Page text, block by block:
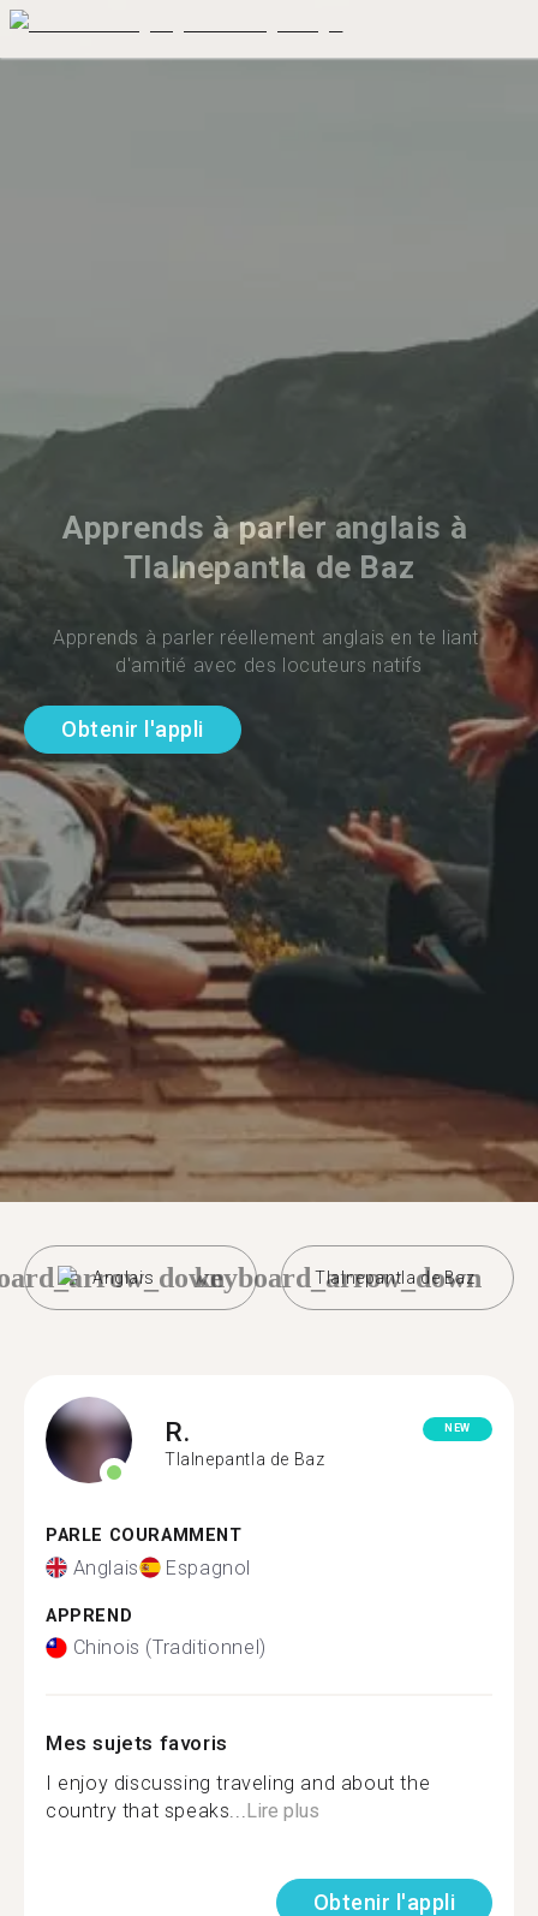
Apprends à parler anglais à
Tlalnepantla de Baz
Apprends à parler réellement anglais en te liant
d'amitié avec des locuteurs natifs
Obtenir l'appli
Anglais Tlalnepantla de Baz
keyboard_arrow_down
R.
Tlalnepantla de Baz
NEW
PARLE COURAMMENT
Anglais Espagnol
APPREND
Chinois (Traditionnel)
Mes sujets favoris
I enjoy discussing traveling and about the
country that speaks...Lire plus
Obtenir l'appli